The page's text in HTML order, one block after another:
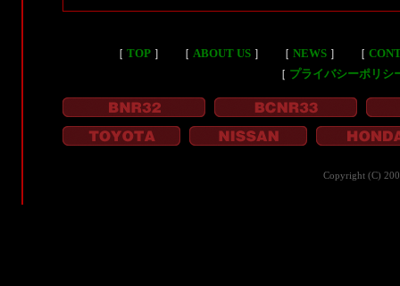
［ TOP］ ［ ABOUT US］ ［ NEWS］ ［
［ プライバシーポリシ
Copyright (C)